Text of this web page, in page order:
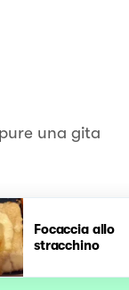
una gita
Focaccia allo
stracchino